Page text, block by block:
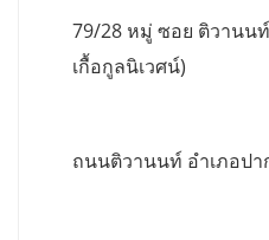
79/28 หมู่ ซอย ติวานน
เกื้อกูลนิเวศน์)
ถนนติวานนท์ อำเภอปา